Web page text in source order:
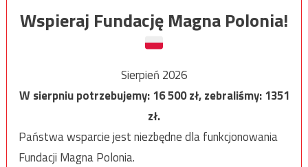
Wspieraj Fundację Magna Polonia!
Sierpień 2026
W sierpniu potrzebujemy:16 500zł, zebraliśmy:1351
zł.
Państwa wsparcie jest niezbędne dla funkcjonowania
Fundacji Magna Polonia.